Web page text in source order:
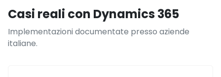
Casi reali con Dynamics 365
Implementazioni documentate presso aziende
italiane.